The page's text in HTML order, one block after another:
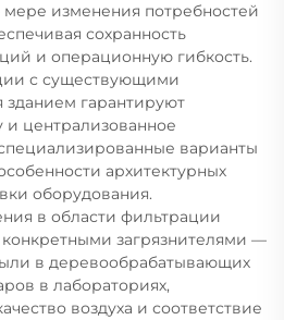
мере изменения потребностей
сохранность
и операционную гибкость.
с существующими
гарантируют
централизованное
варианты
архитектурных
оборудования.
в области фильтрации
загрязнителями —
в деревообрабатывающих
в лабораториях,
воздуха и соответствие